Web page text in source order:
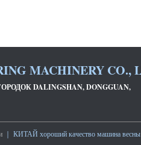
MACHINERY CO.,
DALINGSHAN, DONGGUAN,
｜ КИТАЙ хороший качество машина весны